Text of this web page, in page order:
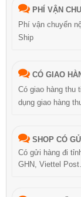
PHÍ VẬN
Phí vận chuyển
Ship
CÓ GIAO
Có giao hàng thu
dụng giao hàng
SHOP CÓ
Có gửi hàng đi
GHN, Viettel